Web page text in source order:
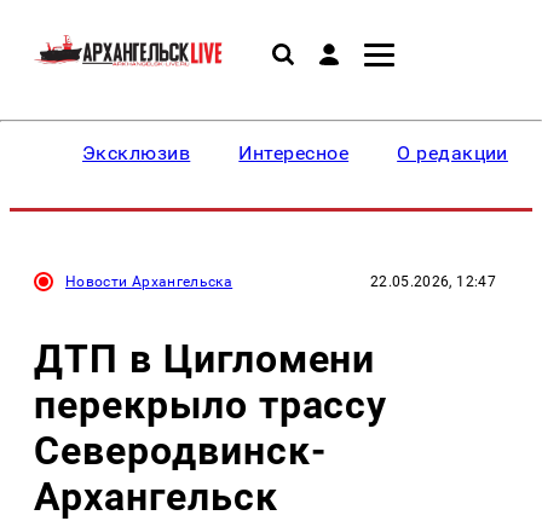
Эксклюзив Интересное О редакции
Новости Архангельска 22.05.2026, 12:47
ДТП в Цигломени
перекрыло трассу
Северодвинск-
Архангельск